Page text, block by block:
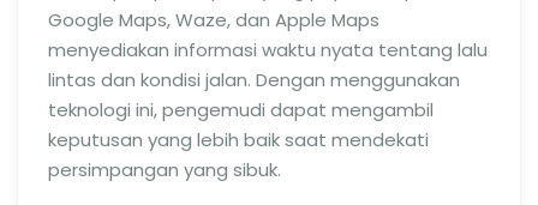
Google Maps, Waze, dan Apple Maps
menyediakan informasi waktu nyata tentang lalu
lintas dan kondisi jalan. Dengan menggunakan
teknologi ini, pengemudi dapat mengambil
keputusan yang lebih baik saat mendekati
persimpangan yang sibuk.